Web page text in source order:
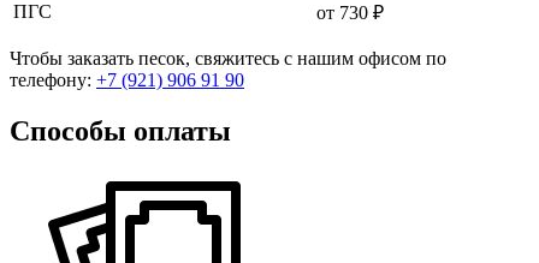
ПГС
от 730 ₽
Чтобы заказать песок, свяжитесь с нашим офисом по
телефону: +7 (921) 906 91 90
Способы оплаты